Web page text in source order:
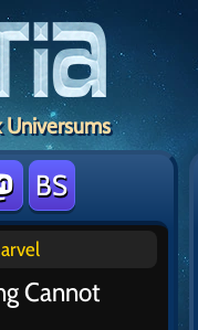
Universums
BS
Cannot